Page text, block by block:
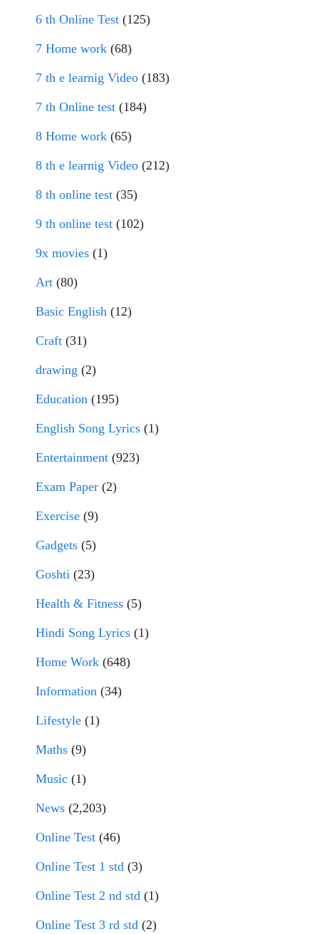
6 th Online Test (125)
7 Home work (68)
7 th e learnig Video (183)
7 th Online test (184)
8 Home work (65)
8 th e learnig Video (212)
8 th online test (35)
9 th online test (102)
9x movies (1)
Art (80)
Basic English (12)
Craft (31)
drawing (2)
Education (195)
English Song Lyrics (1)
Entertainment (923)
Exam Paper (2)
Exercise (9)
Gadgets (5)
Goshti (23)
Health & Fitness (5)
Hindi Song Lyrics (1)
Home Work (648)
Information (34)
Lifestyle (1)
Maths (9)
Music (1)
News (2,203)
Online Test (46)
Online Test 1 std (3)
Online Test 2 nd std (1)
Online Test 3 rd std (2)